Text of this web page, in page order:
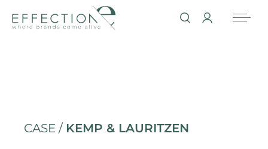
CASE / KEMP & LAURITZEN